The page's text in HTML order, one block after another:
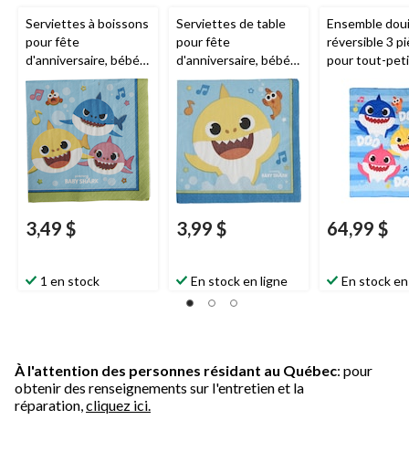
Serviettes à boissons
pour fête
d'anniversaire, bébé
requin, petit, paq. 16
3,49 $
1 en stock
Serviettes de table
pour fête
d'anniversaire, bébé
requin, paq. 16
3,99 $
En stock en ligne
Ensemble
réversible 3
pour tout-
64,99 $
En stock
À l'attention des personnes résidant au Québec: pour
obtenir des renseignements sur l'entretien et la
réparation, cliquez ici.